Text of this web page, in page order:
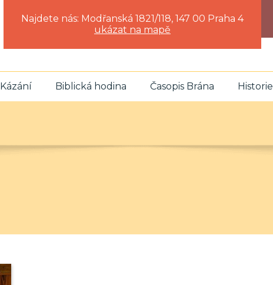
Najdete nás: Modřanská 1821/118, 147 00 Praha 4
ukázat na mapě
Kázání Biblická hodina Časopis Brána Historie